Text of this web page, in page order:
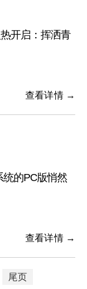
开启：挥洒青
查看详情 →
统的PC版悄然
查看详情 →
尾页